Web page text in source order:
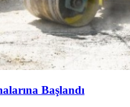
Başlandı